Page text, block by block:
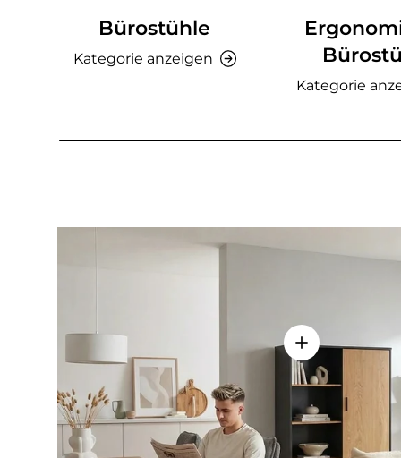
Bürostühle
Kategorie anzeigen
Kategorie
Einzelheiten